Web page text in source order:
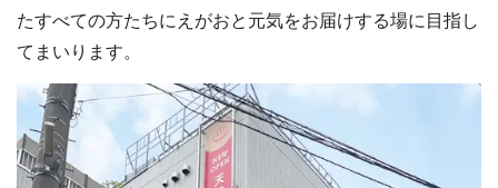
たすべての方たちにえがおと元気をお届けする場に目指し
てまいります。